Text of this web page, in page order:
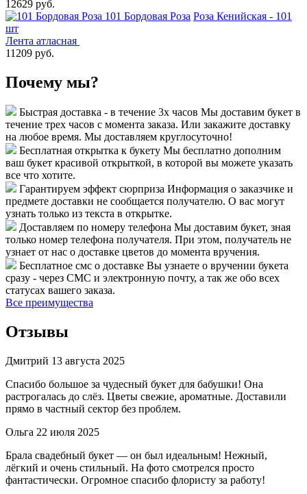
12629 руб.
101 Бордовая Роза Роза Кенийская - 101
шт
Лента атласная
11209 руб.
Почему мы?
Быстрая доставка - в течение 3х часов Мы доставим букет в
течение трех часов с момента заказа. Или закажите доставку
на любое время. Мы доставляем круглосуточно!
Бесплатная открытка к букету Мы бесплатно дополним
ваш букет красивой открыткой, в которой вы можете указать
все что хотите.
Гарантируем эффект сюрприза Информация о заказчике и
предмете доставки не сообщается получателю. О вас могут
узнать только из текста в открытке.
Доставляем по номеру телефона Мы доставим букет, зная
только номер телефона получателя. При этом, получатель не
узнает от нас о доставке цветов до момента вручения.
Бесплатное смс о доставке Вы узнаете о вручении букета
сразу - через СМС и электронную почту, а так же обо всех
статусах вашего заказа.
Все преимущества
Отзывы
Дмитрий 13 августа 2025
Спасибо большое за чудесный букет для бабушки! Она
растрогалась до слёз. Цветы свежие, ароматные. Доставили
прямо в частный сектор без проблем.
Ольга 22 июля 2025
Брала свадебный букет — он был идеальным! Нежный,
лёгкий и очень стильный. На фото смотрелся просто
фантастически. Огромное спасибо флористу за работу!